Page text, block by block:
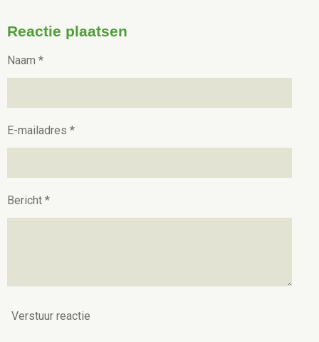
e
n
l
r
e
e
n
Reactie plaatsen
Naam *
E-mailadres *
Bericht *
Verstuur reactie